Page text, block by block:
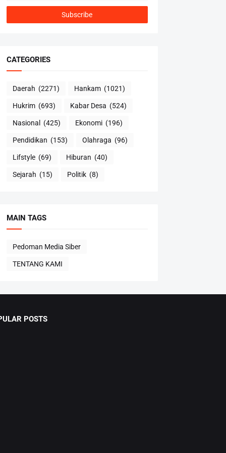
CATEGORIES
Daerah (2271) Hankam (1021)
Hukrim (693) Kabar Desa (524)
Nasional (425) Ekonomi (196)
Pendidikan (153) Olahraga (96)
Lifstyle (69) Hiburan (40)
Sejarah (15) Politik (8)
MAIN TAGS
Pedoman Media Siber
TENTANG KAMI
POSTS